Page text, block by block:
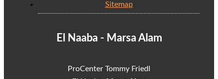
Sitemap
El Naaba - Marsa Alam
ProCenter Tommy Friedl